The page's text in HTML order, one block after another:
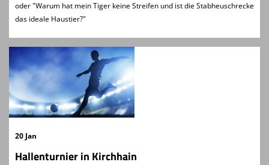
oder "Warum hat mein Tiger keine Streifen und ist die Stabheuschrecke
das ideale Haustier?"
20 Jan
Hallenturnier in Kirchhain